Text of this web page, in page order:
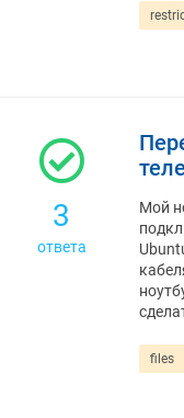
3
ответа
Мой
files